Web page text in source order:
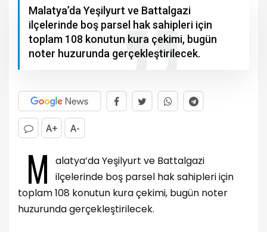
Malatya’da Yeşilyurt ve Battalgazi
ilçelerinde boş parsel hak sahipleri için
toplam 108 konutun kura çekimi, bugün
noter huzurunda gerçekleştirilecek.
A+ A-
M
alatya’da Yeşilyurt ve Battalgazi
ilçelerinde boş parsel hak sahipleri için
toplam 108 konutun kura çekimi, bugün noter
huzurunda gerçekleştirilecek.